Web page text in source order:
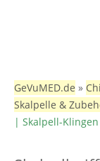
GeVuMED.de »
Skalpelle &
| Skalpell-Klingen